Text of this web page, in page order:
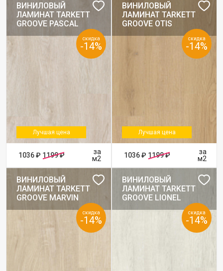
ВИНИЛОВЫЙ
ЛАМИНАТ TARKETT
GROOVE PASCAL
Лучшая цена
скидка
-14%
1036 ₽ 1199 ₽
за
м2
ВИНИЛОВЫЙ
ЛАМИНАТ TARKETT
GROOVE OTIS
Лучшая цена
скидка
-14%
1036 ₽ 1199 ₽
за
м2
ВИНИЛОВЫЙ
ЛАМИНАТ TARKETT
GROOVE MARVIN
скидка
-14%
ВИНИЛОВЫЙ
ЛАМИНАТ TARKETT
GROOVE LIONEL
скидка
-14%